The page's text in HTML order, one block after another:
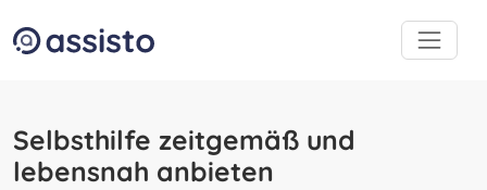
Selbsthilfe zeitgemäß und
lebensnah anbieten